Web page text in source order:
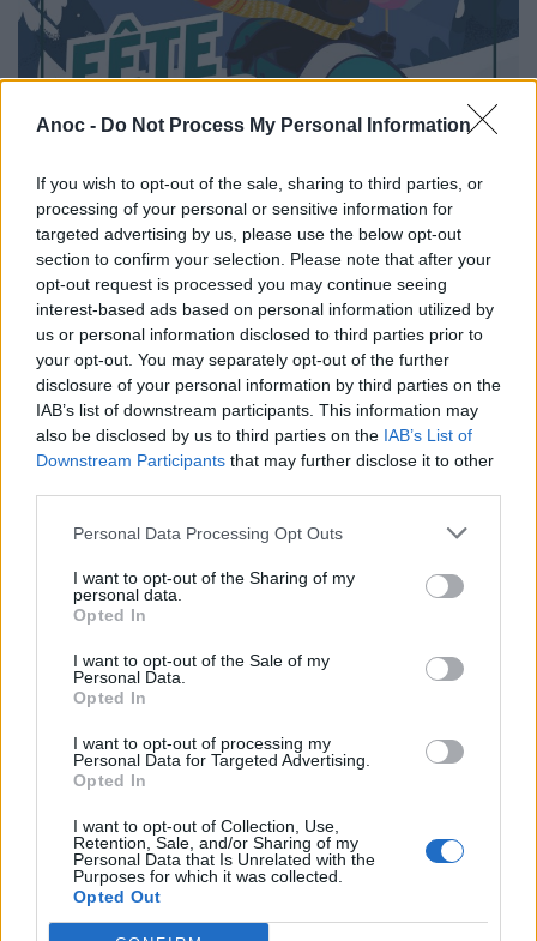
Anoc - Do Not Process My Personal Information
If you wish to opt-out of the sale, sharing to third parties, or
processing of your personal or sensitive information for
targeted advertising by us, please use the below opt-out
section to confirm your selection. Please note that after your
opt-out request is processed you may continue seeing
interest-based ads based on personal information utilized by
us or personal information disclosed to third parties prior to
your opt-out. You may separately opt-out of the further
disclosure of your personal information by third parties on the
IAB’s list of downstream participants. This information may
also be disclosed by us to third parties on the IAB’s List of
Downstream Participants that may further disclose it to other
Personal Data Processing Opt Outs
I want to opt-out of the Sharing of my
personal data.
Opted In
I want to opt-out of the Sale of my
Personal Data.
Opted In
I want to opt-out of processing my
Personal Data for Targeted Advertising.
Opted In
I want to opt-out of Collection, Use,
Retention, Sale, and/or Sharing of my
Personal Data that Is Unrelated with the
Purposes for which it was collected.
Opted Out
Fête d'Hiver de Baillargues
Animations taurines, manèges pour les enfants, et
convivialité à tous les coins de rue, voilà le programme de
la traditionnelle Fête d'Hiver de Baillargues qui revient les
week-ends du 8/9 et 15/16 janvier et le mercredi 12 janvier
2022 !
Marché de Producteurs à Baillargues -
Fromagora 2019
Dans le cadre de Fromagora 2019, un Marché de
Producteurs prendra place toute la journée du samedi 13
septembre 2019 sur la place Sigala de Baillargues avec